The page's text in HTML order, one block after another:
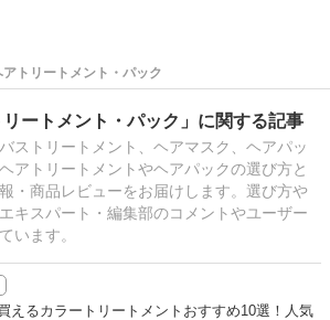
アトリートメント・パック
ートメント・パック」に関する記事
ストリートメント、ヘアマスク、ヘアパッ
アトリートメントやヘアパックの選び方と
・商品レビューをお届けします。選び方や
キスパート・編集部のコメントやユーザー
います。
えるカラートリートメントおすすめ10選！人気